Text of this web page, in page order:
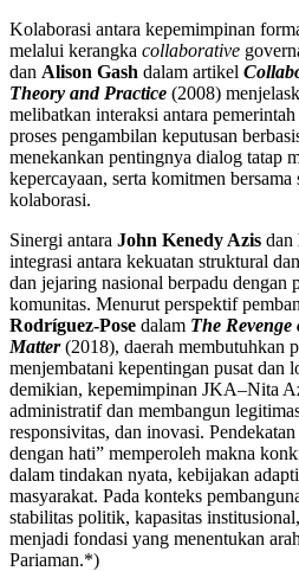
Kolaborasi antara kepemimpinan
melalui kerangka collaborative
dan Alison Gash dalam artikel
Theory and Practice (2008)
melibatkan interaksi antara
proses pengambilan keputusan
menekankan pentingnya dialog tatap
kepercayaan, serta komitmen
kolaborasi.
Sinergi antara John Kenedy Azis dan
integrasi antara kekuatan struktural
dan jejaring nasional berpadu dengan
komunitas. Menurut perspektif
Rodríguez-Pose dalam The Revenge
Matter(2018), daerah membutuhkan
menjembatani kepentingan pusat dan
demikian, kepemimpinan JKA–Nita
administratif dan membangun
responsivitas, dan inovasi.
dengan hati” memperoleh makna
dalam tindakan nyata, kebijakan
masyarakat. Pada konteks
stabilitas politik, kapasitas
menjadi fondasi yang menentukan
Pariaman.*)